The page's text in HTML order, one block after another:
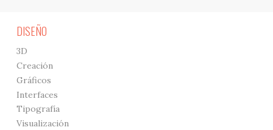
DISEÑO
3D
Creación
Gráficos
Interfaces
Tipografía
Visualización